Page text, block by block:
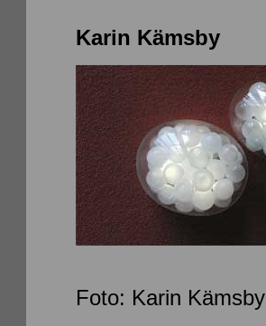
Karin Kämsby
Foto: Karin Kämsby